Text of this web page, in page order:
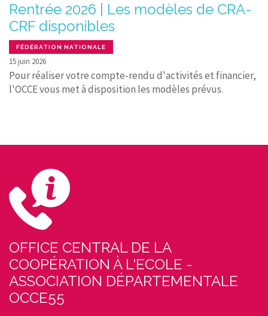
Rentrée 2026 | Les modèles de CRA-
CRF disponibles
FÉDÉRATION NATIONALE
15 juin 2026
Pour réaliser votre compte-rendu d'activités et financier,
l'OCCE vous met à disposition les modèles prévus.
OFFICE CENTRAL DE LA
COOPÉRATION À L'ECOLE -
ASSOCIATION DÉPARTEMENTALE
OCCE55